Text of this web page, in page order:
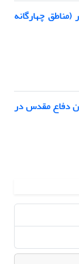
چهارگانه
دفاع مقدس در